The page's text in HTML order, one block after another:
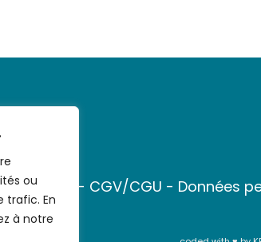
ou
trafic. En
à notre
- CGV/CGU - Données